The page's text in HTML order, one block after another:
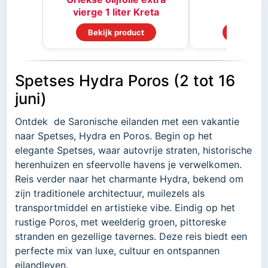
vierge 1 liter Kreta
Bekijk product
Spetses Hydra Poros (2 tot 16
juni)
Ontdek de Saronische eilanden met een vakantie
naar Spetses, Hydra en Poros. Begin op het
elegante Spetses, waar autovrije straten, historische
herenhuizen en sfeervolle havens je verwelkomen.
Reis verder naar het charmante Hydra, bekend om
zijn traditionele architectuur, muilezels als
transportmiddel en artistieke vibe. Eindig op het
rustige Poros, met weelderig groen, pittoreske
stranden en gezellige tavernes. Deze reis biedt een
perfecte mix van luxe, cultuur en ontspannen
eilandleven.